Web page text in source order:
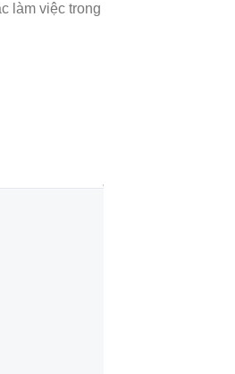
làm việc trong